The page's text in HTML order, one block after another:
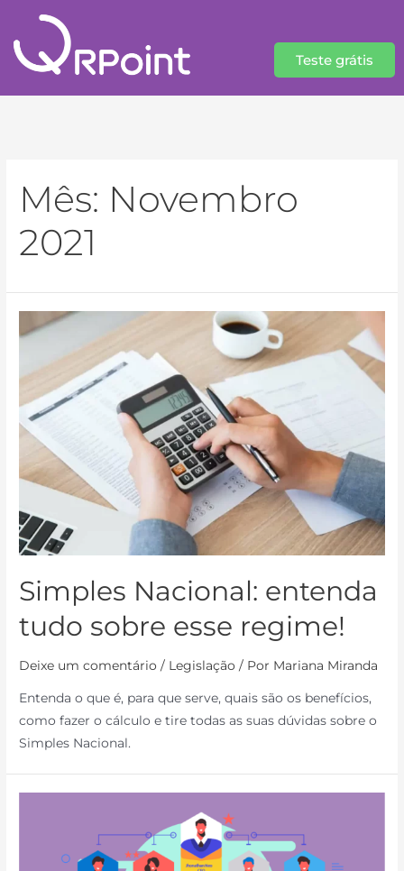
Teste grátis
Mês: Novembro
2021
Simples Nacional: entenda
tudo sobre esse regime!
Deixe um comentário / Legislação / Por Mariana Miranda
Entenda o que é, para que serve, quais são os benefícios,
como fazer o cálculo e tire todas as suas dúvidas sobre o
Simples Nacional.